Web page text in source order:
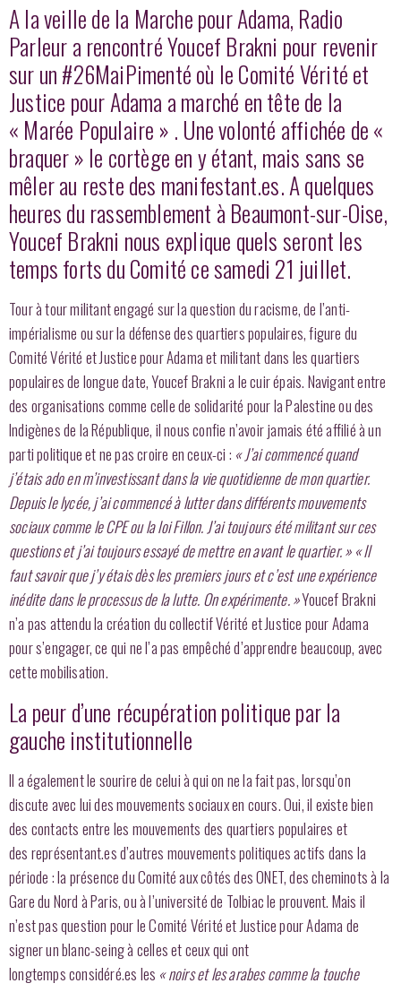
A la veille de la Marche pour Adama, Radio
Parleur a rencontré Youcef Brakni pour revenir
sur un #26MaiPimenté où le Comité Vérité et
Justice pour Adama a marché en tête de la
« Marée Populaire » . Une volonté affichée de «
braquer » le cortège en y étant, mais sans se
mêler au reste des manifestant.es. A quelques
heures du rassemblement à Beaumont-sur-Oise,
Youcef Brakni nous explique quels seront les
temps forts du Comité ce samedi 21 juillet.
Tour à tour militant engagé sur la question du racisme, de l’anti-
impérialisme ou sur la défense des quartiers populaires, figure du
Comité Vérité et Justice pour Adama et militant dans les quartiers
populaires de longue date, Youcef Brakni a le cuir épais. Navigant entre
des organisations comme celle de solidarité pour la Palestine ou des
Indigènes de la République, il nous confie n’avoir jamais été affilié à un
parti politique et ne pas croire en ceux-ci : « J’ai commencé quand
j’étais ado en m’investissant dans la vie quotidienne de mon quartier.
Depuis le lycée, j’ai commencé à lutter dans différents mouvements
sociaux comme le CPE ou la loi Fillon. J’ai toujours été militant sur ces
questions et j’ai toujours essayé de mettre en avant le quartier. » « Il
faut savoir que j’y étais dès les premiers jours et c’est une expérience
inédite dans le processus de la lutte. On expérimente. »Youcef Brakni
n’a pas attendu la création du collectif Vérité et Justice pour Adama
pour s’engager, ce qui ne l’a pas empêché d’apprendre beaucoup, avec
cette mobilisation.
La peur d’une récupération politique par la
gauche institutionnelle
Il a également le sourire de celui à qui on ne la fait pas, lorsqu’on
discute avec lui des mouvements sociaux en cours. Oui, il existe bien
des contacts entre les mouvements des quartiers populaires et
des représentant.es d’autres mouvements politiques actifs dans la
période : la présence du Comité aux côtés des ONET, des cheminots à la
Gare du Nord à Paris, ou à l’université de Tolbiac le prouvent. Mais il
n’est pas question pour le Comité Vérité et Justice pour Adama de
signer un blanc-seing à celles et ceux qui ont
longtemps considéré.es les « noirs et les arabes comme la touche